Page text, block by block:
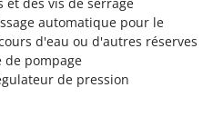
automatique pour le
d'eau ou d'autres réserves
de pompage
de pression